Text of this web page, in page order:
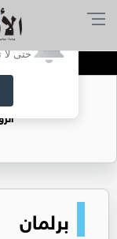
حتى لا
برلمان